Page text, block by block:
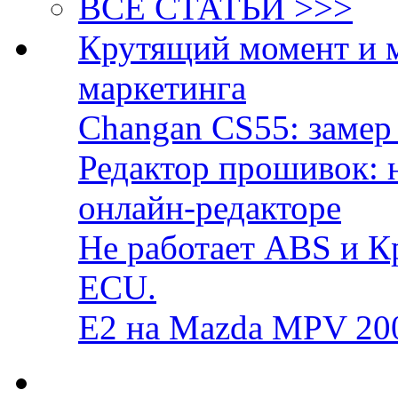
Крутящий момент и
маркетинга
Changan CS55:
Редактор прошивок:
онлайн-редакторе
Не работает ABS и
ECU.
E2 на Mazda MPV